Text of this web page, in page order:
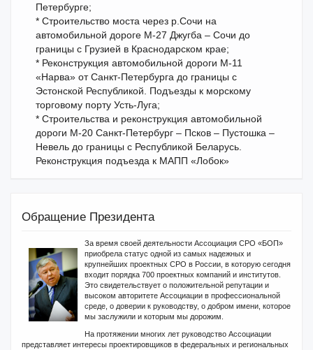
Петербурге;
* Строительство моста через р.Сочи на
автомобильной дороге М-27 Джугба – Сочи до
границы с Грузией в Краснодарском крае;
* Реконструкция автомобильной дороги М-11
«Нарва» от Санкт-Петербурга до границы с
Эстонской Республикой. Подъезды к морскому
торговому порту Усть-Луга;
* Строительства и реконструкция автомобильной
дороги М-20 Санкт-Петербург – Псков – Пустошка –
Невель до границы с Республикой Беларусь.
Реконструкция подъезда к МАПП «Лобок»
Обращение Президента
За время своей деятельности Ассоциация СРО «БОП»
приобрела статус одной из самых надежных и
крупнейших проектных СРО в России, в которую сегодня
входит порядка 700 проектных компаний и институтов.
Это свидетельствует о положительной репутации и
высоком авторитете Ассоциации в профессиональной
среде, о доверии к руководству, о добром имени, которое
мы заслужили и которым мы дорожим.
На протяжении многих лет руководство Ассоциации
представляет интересы проектировщиков в федеральных и региональных